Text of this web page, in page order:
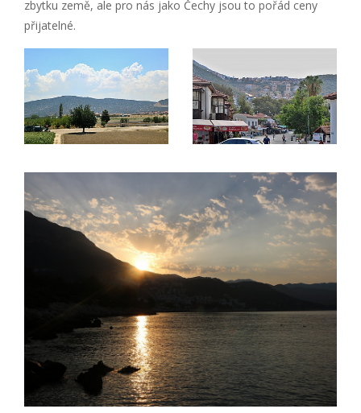
zbytku země, ale pro nás jako Čechy jsou to pořád ceny
přijatelné.